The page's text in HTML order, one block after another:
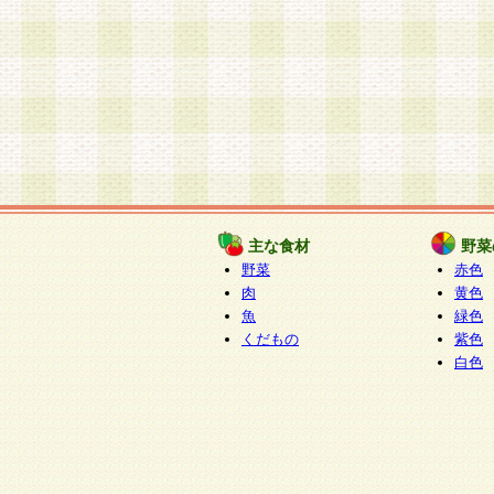
主な食材
野菜
肉
魚
くだもの
野
赤色
黄色
緑色
紫色
白色